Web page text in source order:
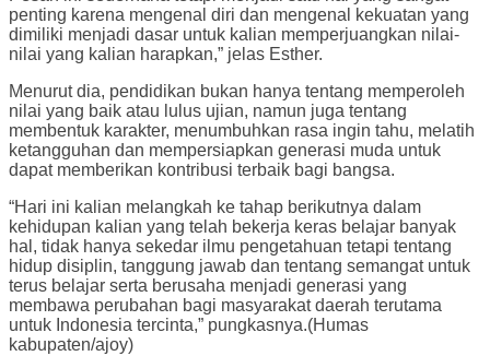
penting karena mengenal diri dan mengenal kekuatan yang
dimiliki menjadi dasar untuk kalian memperjuangkan nilai-
nilai yang kalian harapkan,” jelas Esther.
Menurut dia, pendidikan bukan hanya tentang memperoleh
nilai yang baik atau lulus ujian, namun juga tentang
membentuk karakter, menumbuhkan rasa ingin tahu, melatih
ketangguhan dan mempersiapkan generasi muda untuk
dapat memberikan kontribusi terbaik bagi bangsa.
“Hari ini kalian melangkah ke tahap berikutnya dalam
kehidupan kalian yang telah bekerja keras belajar banyak
hal, tidak hanya sekedar ilmu pengetahuan tetapi tentang
hidup disiplin, tanggung jawab dan tentang semangat untuk
terus belajar serta berusaha menjadi generasi yang
membawa perubahan bagi masyarakat daerah terutama
untuk Indonesia tercinta,” pungkasnya.(Humas
kabupaten/ajoy)